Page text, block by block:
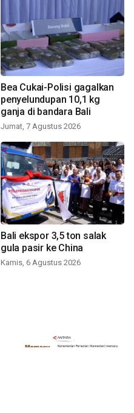
Bea Cukai-Polisi gagalkan
penyelundupan 10,1 kg
ganja di bandara Bali
Jumat, 7 Agustus 2026
Bali ekspor 3,5 ton salak
gula pasir ke China
Kamis, 6 Agustus 2026